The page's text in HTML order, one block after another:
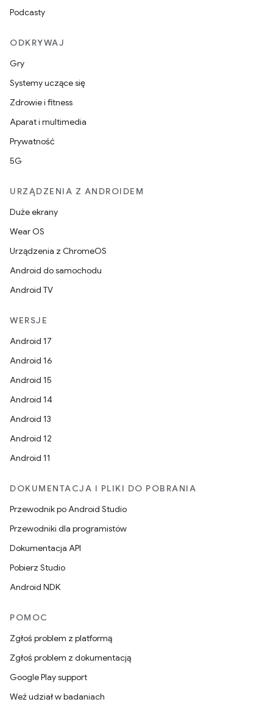
Podcasty
ODKRYWAJ
Gry
Systemy uczące się
Zdrowie i fitness
Aparat i multimedia
Prywatność
5G
URZĄDZENIA Z ANDROIDEM
Duże ekrany
Wear OS
Urządzenia z ChromeOS
Android do samochodu
Android TV
WERSJE
Android 17
Android 16
Android 15
Android 14
Android 13
Android 12
Android 11
DOKUMENTACJA I PLIKI DO POBRANIA
Przewodnik po Android Studio
Przewodniki dla programistów
Dokumentacja API
Pobierz Studio
Android NDK
POMOC
Zgłoś problem z platformą
Zgłoś problem z dokumentacją
Google Play support
Weź udział w badaniach